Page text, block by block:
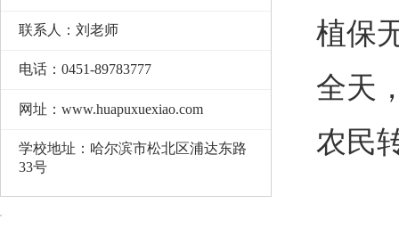
联系人：刘老师
电话：0451-89783777
网址：www.huapuxuexiao.com
学校地址：哈尔滨市松北区浦达东路
33号
植保
全天
农民